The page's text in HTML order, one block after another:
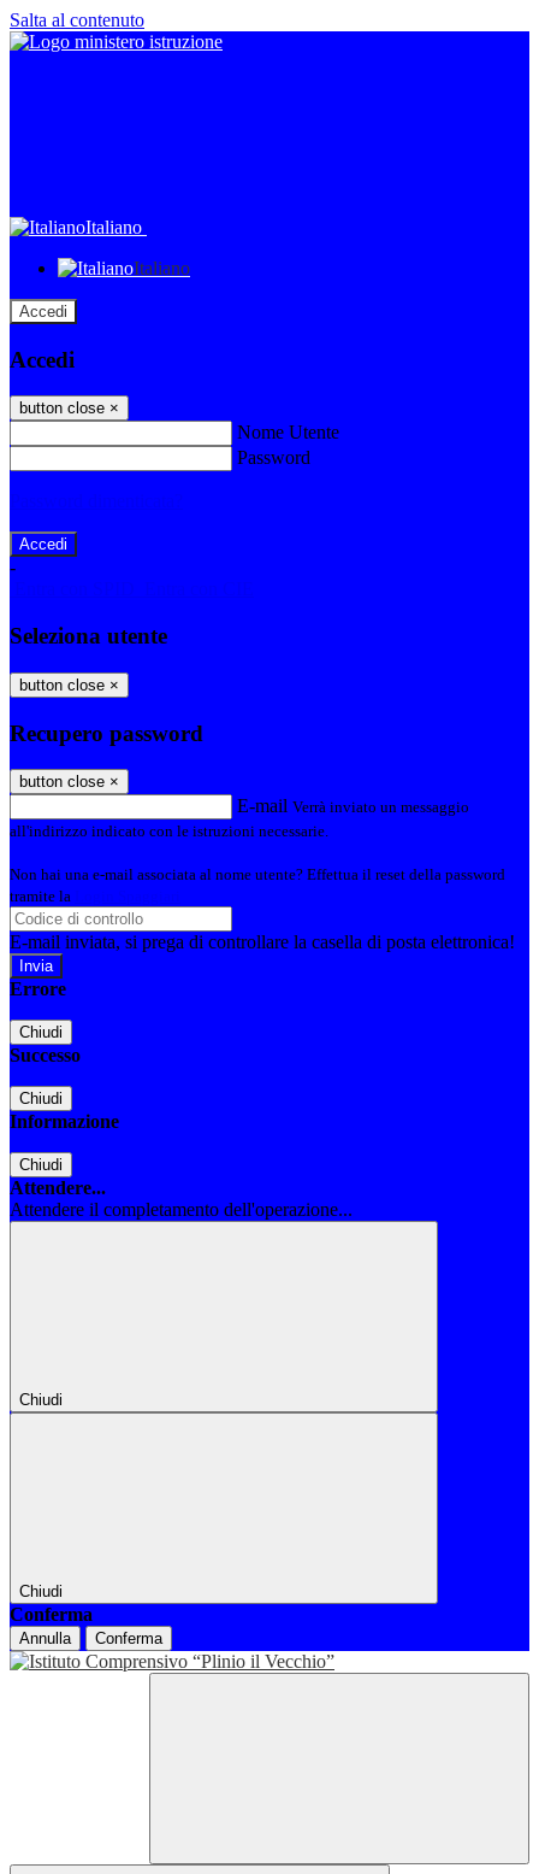
Salta al contenuto
Italiano
Italiano
Accedi
Accedi
button close ×
Nome Utente
Password
-
Seleziona utente
button close ×
Recupero password
button close ×
E-mail Verrà inviato un messaggio
all'indirizzo indicato con le istruzioni necessarie.
Non hai una e-mail associata al nome utente? Effettua il reset della password
tramite la
E-mail inviata, si prega di controllare la casella di posta elettronica!
Errore
Chiudi
Successo
Chiudi
Informazione
Chiudi
Attendere...
Attendere il completamento dell'operazione...
Chiudi
Chiudi
Conferma
Annulla Conferma